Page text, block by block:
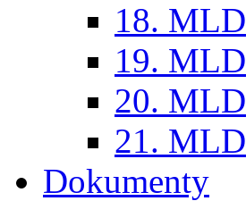
18. MLD
19. MLD
20. MLD
21. MLD
Dokumenty